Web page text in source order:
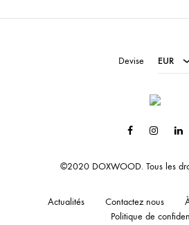
FacebookInstagram
©2020 DOXWOOD. Tous les
Actualités Contactez nous
Politique de
Devise EUR